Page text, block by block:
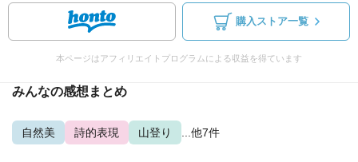
購入ストア一覧
本ページはアフィリエイトプログラムによる収益を得ています
みんなの感想まとめ
自然美 詩的表現 山登り ...他7件